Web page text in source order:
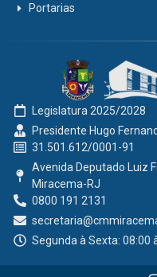
Portarias
Legislatura 2025/2028
Presidente Hugo
31.501.612/0001-91
Avenida Deputado Luiz
Miracema-RJ
0800 191 2131
Segunda à Sexta: 08:00